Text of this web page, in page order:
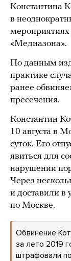
Константина
в
мероприятиях
«Медиазона».
По данным
практике
ранее
пресечения.
Константин
10 августа в
суток. Его
явиться для
нарушении
Через
и доставили в
по Москве.
Обвинение
за лето 2019
штрафовали